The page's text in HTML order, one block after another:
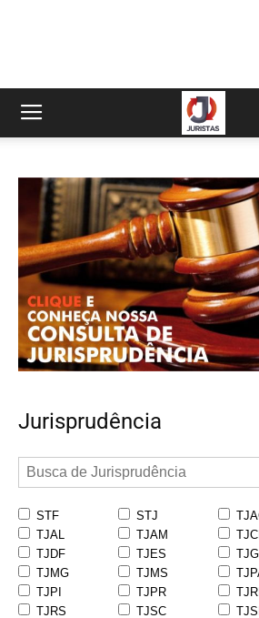
Jurisprudência
STF STJ
TJAL
TJAM
TJDF
TJES
TJMG
TJMS
TJPI
TJPR
TJRS
TJSC